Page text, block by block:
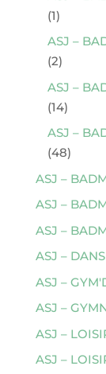
(1)
ASJ –
(2)
ASJ –
(14)
ASJ –
(48)
ASJ –
ASJ –
ASJ –
ASJ –
ASJ –
ASJ –
ASJ –
ASJ –